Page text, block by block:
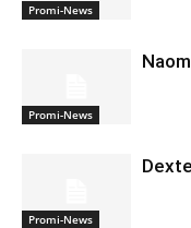
Promi-News
Promi-News
Promi-News